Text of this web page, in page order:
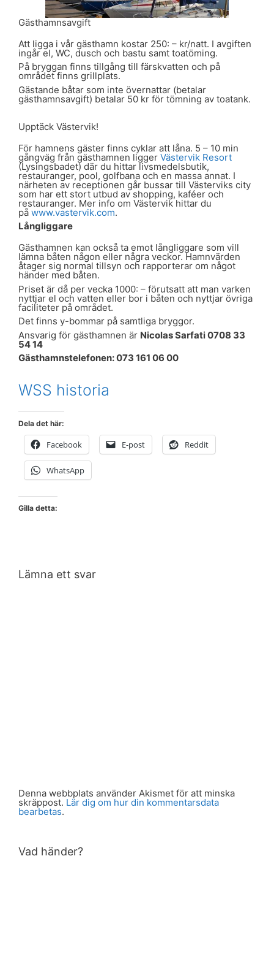
Gästhamnsavgift
Att ligga i vår gästhamn kostar 250: – kr/natt. I avgiften
ingår el, WC, dusch och bastu samt toatöming.
På bryggan finns tillgång till färskvatten och på
området finns grillplats.
Gästande båtar som inte övernattar (betalar
gästhamnsavgift) betalar 50 kr för tömning av toatank.
Upptäck Västervik!
För hamnens gäster finns cyklar att låna. 5 – 10 min
gångväg från gästhamnen ligger Västervik Resort
(Lysingsbadet) där du hittar livsmedelsbutik,
restauranger, pool, golfbana och en massa annat. I
närheten av receptionen går bussar till Västerviks city
som har ett stort utbud av shopping, kaféer och
restauranger. Mer info om Västervik hittar du
på www.vastervik.com.
Långliggare
Gästhamnen kan också ta emot långliggare som vill
lämna båten någon eller några veckor. Hamnvärden
åtager sig normal tillsyn och rapporterar om något
händer med båten.
Priset är då per vecka 1000: – förutsatt att man varken
nyttjar el och vatten eller bor i båten och nyttjar övriga
faciliteter på området.
Det finns y-bommar på samtliga bryggor.
Ansvarig för gästhamnen är Nicolas Sarfati 0708 33
54 14
Gästhamnstelefonen: 073 161 06 00
WSS historia
Dela det här:
Facebook E-post Reddit
WhatsApp
Gilla detta:
Lämna ett svar
Denna webbplats använder Akismet för att minska
skräppost. Lär dig om hur din kommentarsdata
bearbetas.
Vad händer?